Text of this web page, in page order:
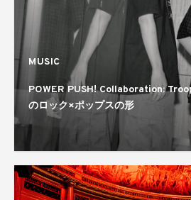
MUSIC
POWER PUSH! Collaboration:
のロック×ポップスの形